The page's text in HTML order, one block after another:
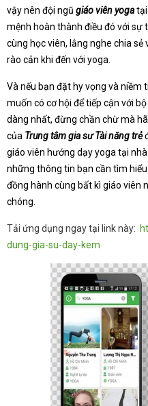
vậy nên đội ngũ giáo viên yoga
mệnh hoàn thành điều đó với sự
cùng học viên, lắng nghe chia
rào cản khi đến với yoga.
Và nếu bạn đặt hy vọng và
muốn có cơ hội để tiếp cận với
dàng nhất, đừng chần chừ mà
của Trung tâm gia sư Tài năng trẻ
giáo viên hướng dạy yoga tại
những thông tin bạn cần tìm
đồng hành cùng bất kì giáo viên
chóng.
Tải ứng dụng ngay tại link này:
dung-gia-su-day-kem